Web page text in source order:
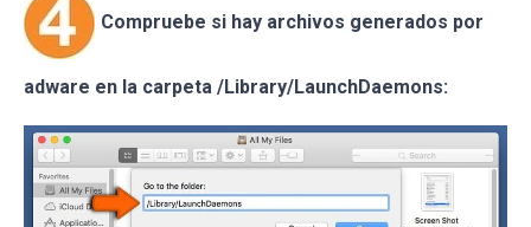
Compruebe si hay archivos generados por
adware en la carpeta /Library/LaunchDaemons: